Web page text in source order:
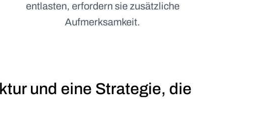
entlasten, erfordern sie zusätzliche
Aufmerksamkeit.
und eine Strategie, die